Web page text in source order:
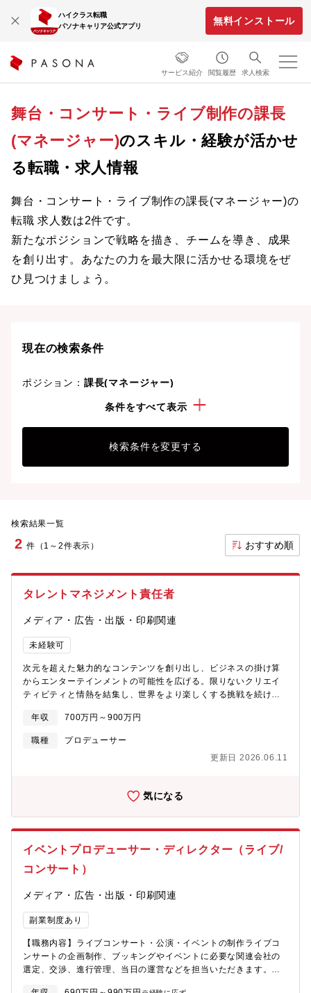
ハイクラス転職
パソナキャリア公式アプリ
無料インストール
サービス紹介 閲覧履歴 求人検索
舞台・コンサート・ライブ制作の課長
(マネージャー)のスキル・経験が活かせ
る転職・求人情報
舞台・コンサート・ライブ制作の課長(マネージャー)の
転職 求人数は2件です。
新たなポジションで戦略を描き、チームを導き、成果
を創り出す。あなたの力を最大限に活かせる環境をぜ
ひ見つけましょう。
現在の検索条件
ポジション： 課長(マネージャー)
舞台・コンサート・ライブ制作
条件をすべて表示
検索条件を変更する
検索結果一覧
2 件（1～2件表示） おすすめ順
タレントマネジメント責任者
メディア・広告・出版・印刷関連
未経験可
次元を超えた魅力的なコンテンツを創り出し、ビジネスの掛け算
からエンターテインメントの可能性を広げる。限りないクリエイ
ティビティと情熱を結集し、世界をより楽しくする挑戦を続けて
します。現在、マネージャーチームは事業責任者が兼任している
状況です。本ポジションでは、タレントマネジメントチームの統
括責任者として・マネージャーチームのマネジメント・タレント
活動の戦略設計・コンテンツおよびIP価値最大化を担っていただ
括・マネージャーの育成 / 評価 / 組織マネジメント・タレントマネ
設計・ブランディング方針の策定・コンテンツ展開の企画立案■プ
ジネスの拡張戦略・企業タイアップやコラボの推進■社内連携・事
業責任者 / 制作 / マーケ / 営業との連携【このポジションの魅力】
長をリードできます。■IPビジネスの中核ポジション配信、音楽、
れます。■大きな裁量マネジメント方針やチーム作りにも関われま
進できます。
年収 700万円～900万円
職種
プロデューサー
更新日 2026.06.11
気になる
イベントプロデューサー・ディレクター（ライブ/
コンサート）
メディア・広告・出版・印刷関連
副業制度あり
【職務内容】ライブコンサート・公演・イベントの制作ライブコ
ンサートの企画制作、ブッキングやイベントに必要な関連会社の
選定、交渉、進行管理、当日の運営などを担当いただきます。今